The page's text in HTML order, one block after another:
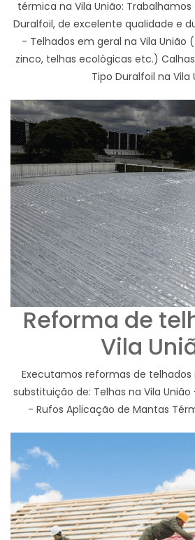
térmica na Vila União:
Duralfoil, de excelente qualidade e
- Telhados em geral na Vila União
zinco, telhas ecológicas etc.)
Tipo Duralfoil na Vila
Reforma de
Vila
Executamos reformas de telhados
substituição de: Telhas na Vila União
- Rufos Aplicação de Mantas